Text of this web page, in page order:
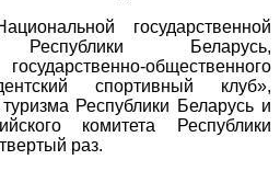
государственной
Республики Беларусь,
общественного
спортивный клуб»,
Республики Беларусь и
комитета Республики
раз.